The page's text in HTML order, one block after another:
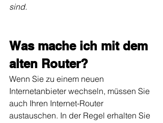
sind.
Was mache ich mit dem
alten Router?
Wenn Sie zu einem neuen
Internetanbieter wechseln, müssen Sie
auch Ihren Internet-Router
austauschen. In der Regel erhalten Sie